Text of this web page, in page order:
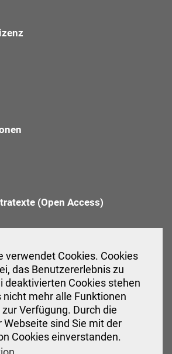
verwendet Cookies. Cookies
das Benutzererlebnis zu
deaktivierten Cookies stehen
nicht mehr alle Funktionen
Verfügung. Durch die
Webseite sind Sie mit der
Cookies einverstanden.
(Open Access)